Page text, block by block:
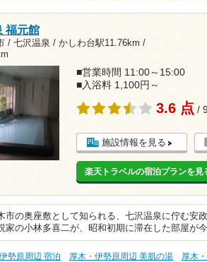
福元館
/ 七沢温泉 / かしわ台駅11.76km /
■営業時間 11:00～15:00
■入浴料 1,100円～
3.6 点 /
施設情報を見る
楽天トラベルの宿泊プランを見
市の奥座敷として知られる、七沢温泉に佇む安
家の小林多喜二が、昭和初期に滞在した部屋が
勢原周辺 宿泊 厚木・伊勢原周辺 美肌の湯
厚木